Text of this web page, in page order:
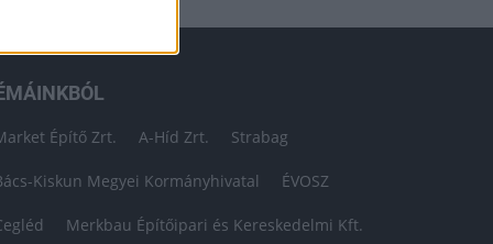
Építő Zrt. A-Híd Zrt. Strabag
Kiskun Megyei Kormányhivatal ÉVOSZ
Merkbau Építőipari és Kereskedelmi Kft.